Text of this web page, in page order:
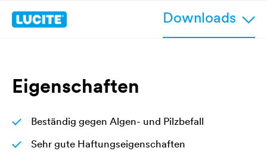
Downloads
Eigenschaften
Beständig gegen Algen- und Pilzbefall
Sehr gute Haftungseigenschaften